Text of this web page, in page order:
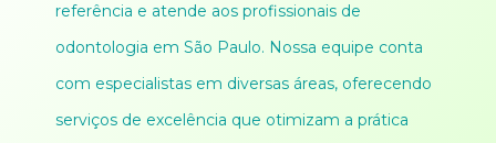
referência e atende aos profissionais de
odontologia em São Paulo. Nossa equipe conta
com especialistas em diversas áreas, oferecendo
serviços de excelência que otimizam a prática